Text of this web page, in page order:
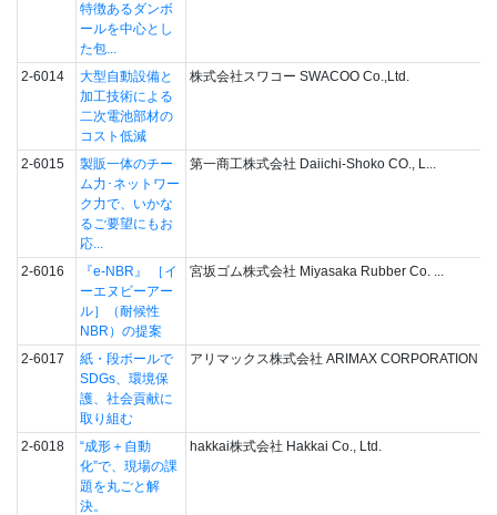
特徴あるダンボ
ールを中心とし
た包...
2-6014
大型自動設備と
加工技術による
二次電池部材の
コスト低減
株式会社スワコー SWACOO Co.,Ltd.
2-6015
製販一体のチー
ム力･ネットワー
ク力で、いかな
るご要望にもお
応...
第一商工株式会社 Daiichi-Shoko CO., L...
2-6016
『e-NBR』 ［イ
ーエヌビーアー
ル］（耐候性
NBR）の提案
宮坂ゴム株式会社 Miyasaka Rubber Co. ...
2-6017
紙・段ボールで
SDGs、環境保
護、社会貢献に
取り組む
アリマックス株式会社 ARIMAX CORPORATION
2-6018
“成形＋自動
化”で、現場の課
題を丸ごと解
決。
hakkai株式会社 Hakkai Co., Ltd.